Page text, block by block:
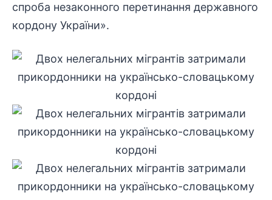
спроба незаконного перетинання державного
кордону України».